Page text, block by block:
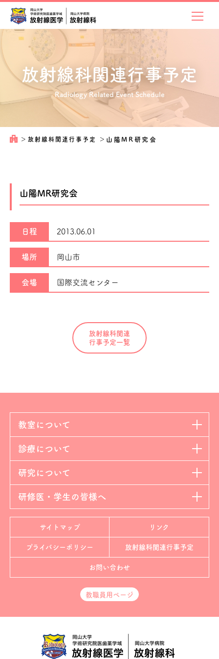
放射線科関連行事予定
Radiology Related Event Schedule
＞ 放射線科関連行事予定 ＞ 山陽MR研究会
山陽MR研究会
日程 2013.06.01
場所 岡山市
会場 国際交流センター
放射線科関連
行事予定一覧
教室について
診療について
研究について
研修医・学生の皆様へ
サイトマップ リンク
プライバシーポリシー 放射線科関連行事予定
お問い合わせ
教職員用ページ